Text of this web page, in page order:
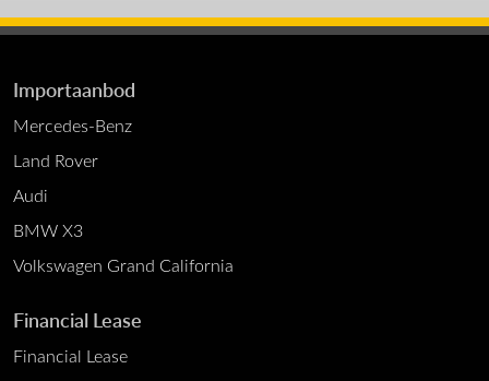
Importaanbod
Mercedes-Benz
Land Rover
Audi
BMW X3
Volkswagen Grand California
Financial Lease
Financial Lease